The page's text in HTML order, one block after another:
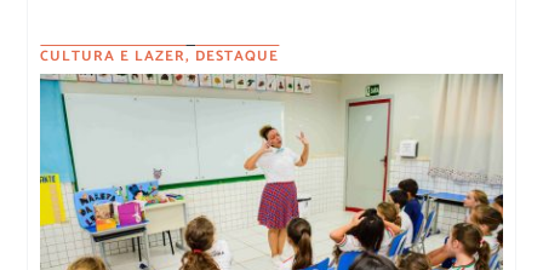
CULTURA E LAZER, DESTAQUE